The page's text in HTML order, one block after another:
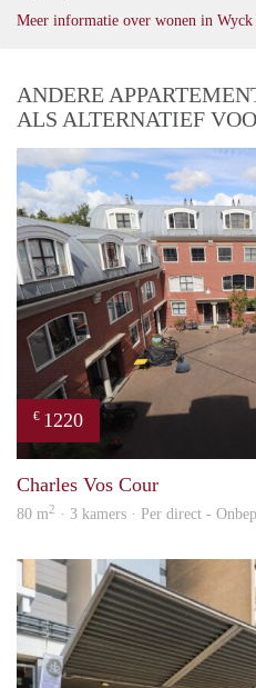
Meer informatie over wonen in Wyck
ANDERE
ALS ALTERNATIEF
€ 1220
Charles Vos Cour
80 m2 · 3 kamers · Per direct -